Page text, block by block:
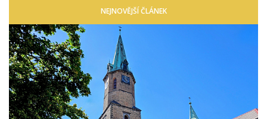
NEJNOVĚJŠÍ ČLÁNEK